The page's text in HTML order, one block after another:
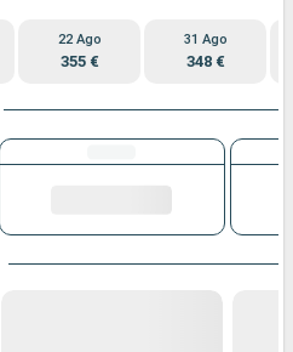
22 Ago
355 €
31 Ago
348 €